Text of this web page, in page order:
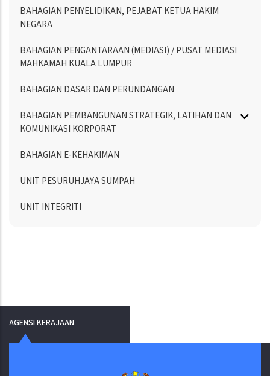
BAHAGIAN PENYELIDIKAN, PEJABAT KETUA HAKIM
NEGARA
BAHAGIAN PENGANTARAAN (MEDIASI) / PUSAT MEDIASI
MAHKAMAH KUALA LUMPUR
BAHAGIAN DASAR DAN PERUNDANGAN
BAHAGIAN PEMBANGUNAN STRATEGIK, LATIHAN DAN
KOMUNIKASI KORPORAT
BAHAGIAN E-KEHAKIMAN
UNIT PESURUHJAYA SUMPAH
UNIT INTEGRITI
AGENSI KERAJAAN